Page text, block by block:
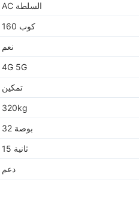
AC السلطة
160 كوب
نعم
4G 5G
تمكين
320kg
32 بوصة
15 ثانية
دعم